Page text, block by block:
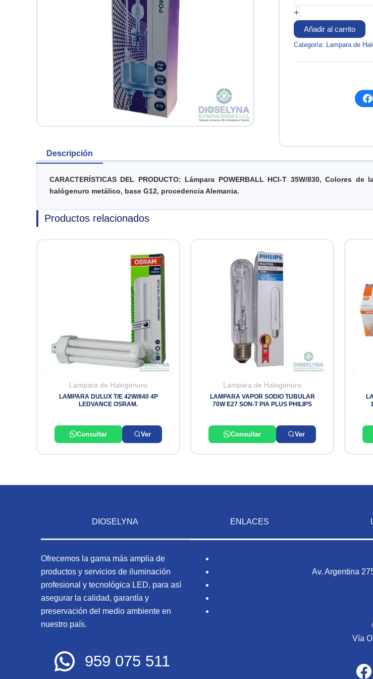
35W/830
WDL
G12
OSRAM
cantidad
+
Añadir al carrito
Categoría: Lampara de
Descripción
CARACTERÍSTICAS DEL PRODUCTO: Lámpara POWERBALL HCI-T 35W/830,
halógenuro metálico, base G12, procedencia Alemania.
Productos relacionados
Lampara de Halogenuro
LAMPARA DULUX T/E 42W/840 4P
LEDVANCE OSRAM.
Consultar Ver
Lampara de Halogenuro
LAMPARA VAPOR SODIO TUBULAR
70W E27 SON-T PIA PLUS PHILIPS
Consultar Ver
DIOSELYNA
Ofrecemos la gama más amplia de
productos y servicios de iluminación
profesional y tecnológica LED, para así
asegurar la calidad, garantía y
preservación del medio ambiente en
nuestro país.
959 075 511
ENLACES
Av. Argentina
Vía
Facebook